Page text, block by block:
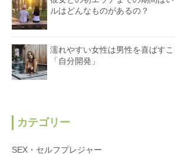
ルはどんなものがあるの？
濡れやすい女性は男性を喜ばす
「自分開発」
カテゴリー
SEX・セルフプレジャー